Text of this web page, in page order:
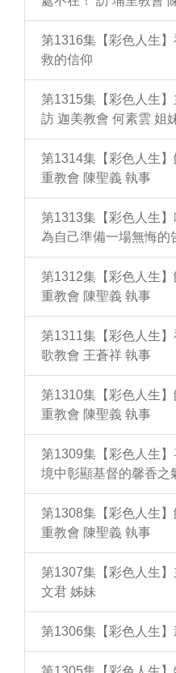
第1316集【彩色人生
救的信仰
第1315集【彩色人生
訪 迦美教會 何素雲 姐
第1314集【彩色人生
重教會 陳聖義 執事
第1313集【彩色人生
為自己準備一場無悔的
第1312集【彩色人生
重教會 陳聖義 執事
第1311集【彩色人生
歌教會 王蒼祥 執事
第1310集【彩色人生
重教會 陳聖義 執事
第1309集【彩色人生
境中彰顯基督的馨香之
第1308集【彩色人生
重教會 陳聖義 執事
第1307集【彩色人生
文君 姊妹
第1306集【彩色人生